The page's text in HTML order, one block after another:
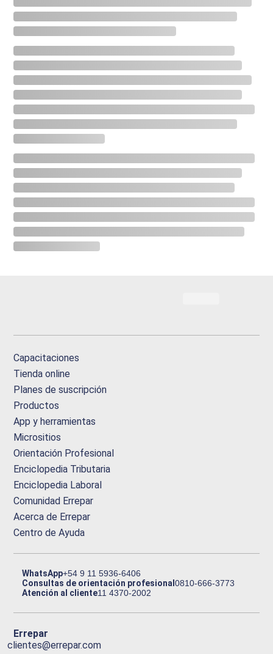
Capacitaciones
Tienda online
Planes de suscripción
Productos
App y herramientas
Micrositios
Orientación Profesional
Enciclopedia Tributaria
Enciclopedia Laboral
Comunidad Errepar
Acerca de Errepar
Centro de Ayuda
WhatsApp+54 9 11 5936-6406
Consultas de orientación profesional0810-666-3773
Atención al cliente11 4370-2002
Errepar
clientes@errepar.com